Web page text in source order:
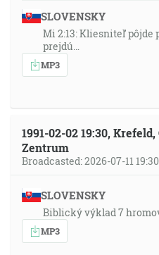
SLOVENSKY
Mi 2:13: Kliesniteľ pôjde
prejdú…
MP3
1991-02-02 19:30,
Zentrum
Broadcasted: 2026-07-11 19:30
SLOVENSKY
Biblický výklad 7
MP3